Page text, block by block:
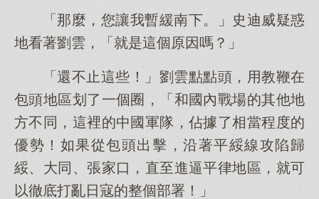
「那麼，您讓我暫緩南下。」史迪威疑惑
地看著劉雲，「就是這個原因嗎？」
「還不止這些！」劉雲點點頭，用教鞭在
包頭地區划了一個圈，「和國內戰場的其他地
方不同，這裡的中國軍隊，佔據了相當程度的
優勢！如果從包頭出擊，沿著平綏線攻陷歸
綏、大同、張家口，直至進逼平律地區，就可
以徹底打亂日寇的整個部署！」